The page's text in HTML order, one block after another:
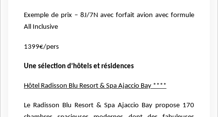
Exemple de prix – 8J/7N avec forfait avion avec formule
All Inclusive
1399€/pers
Une sélection d’hôtels et résidences
Hôtel Radisson Blu Resort & Spa Ajaccio Bay ****
Le Radisson Blu Resort & Spa Ajaccio Bay propose 170